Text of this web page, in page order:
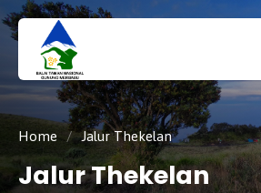
Taman
Nasiona
Gunung
Merbabu
tnmerbabu,
tngunungmerbabu,
tamannasional,
gunungmerbabu,
Home / Jalur Thekelan
Jalur Thekelan